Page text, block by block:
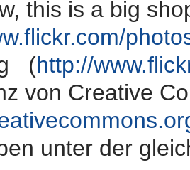
this is a big
(http://
von Creative
unter der